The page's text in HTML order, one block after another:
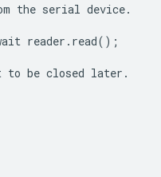
the serial device.
reader . read();
to be closed later .